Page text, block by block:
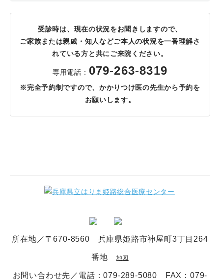
受診時は、現在の状況をお聞きしますので、
ご家族または親戚・知人などご本人の状況を一番理解さ
れている方と共にご来院ください。
専用電話： 079-263-8319
※完全予約制ですので、かかりつけ医の先生から予約を
お願いします。
所在地／〒670-8560 兵庫県姫路市神屋町3丁目264
番地 地図
お問い合わせ先／電話 ：079-289-5080 FAX：079-